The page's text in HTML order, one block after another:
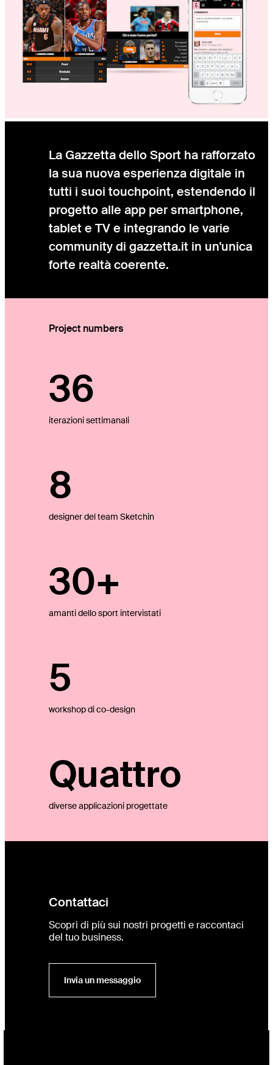
La Gazzetta dello Sport ha rafforzato
la sua nuova esperienza digitale in
tutti i suoi touchpoint, estendendo il
progetto alle app per smartphone,
tablet e TV e integrando le varie
community di gazzetta.it in un'unica
forte realtà coerente.
Project numbers
iterazioni settimanali
36
designer del team Sketchin
8
amanti dello sport intervistati
30+
workshop di co-design
5
diverse applicazioni progettate
Quattro
Contattaci
Scopri di più sui nostri progetti e raccontaci
del tuo business.
Invia un messaggio